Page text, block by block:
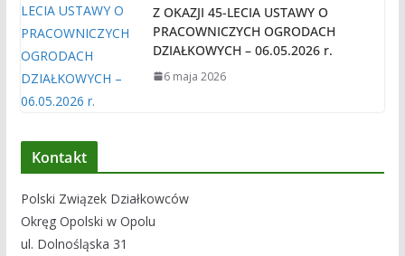
Z OKAZJI 45-LECIA USTAWY O
PRACOWNICZYCH OGRODACH
DZIAŁKOWYCH – 06.05.2026 r.
6 maja 2026
Kontakt
Polski Związek Działkowców
Okręg Opolski w Opolu
ul. Dolnośląska 31